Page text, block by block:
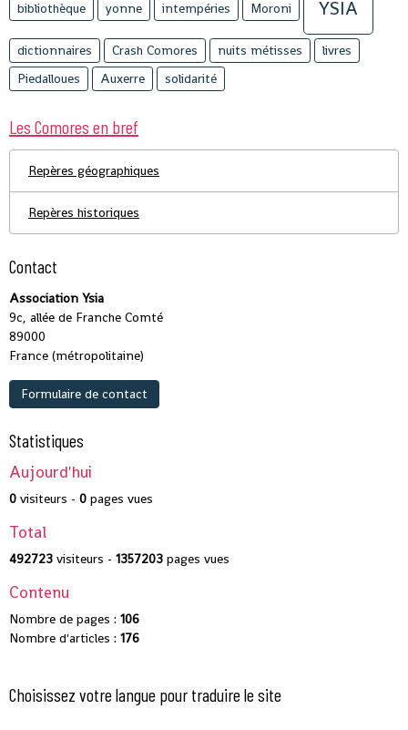
bibliothèque yonne intempéries Moroni YSIA
dictionnaires Crash Comores nuits métisses
livres
Piedalloues
Auxerre solidarité
Les Comores en bref
Repères géographiques
Repères historiques
Contact
Association Ysia
9c, allée de Franche Comté
89000
France (métropolitaine)
Formulaire de contact
Statistiques
Aujourd'hui
0 visiteurs - 0 pages vues
Total
492723 visiteurs - 1357203 pages vues
Contenu
Nombre de pages : 106
Nombre d'articles : 176
Choisissez votre langue pour traduire le site